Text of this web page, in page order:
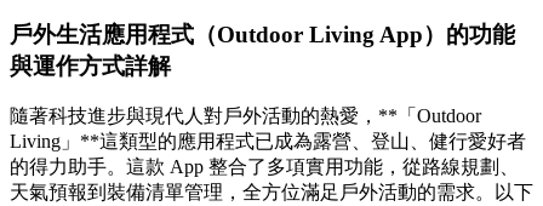
戶外生活應用程式（Outdoor Living App）的功能
與運作方式詳解
隨著科技進步與現代人對戶外活動的熱愛，**「Outdoor
Living」**這類型的應用程式已成為露營、登山、健行愛好者
的得力助手。這款 App 整合了多項實用功能，從路線規劃、
天氣預報到裝備清單管理，全方位滿足戶外活動的需求。以下